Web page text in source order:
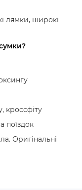
лямки, широкі
кроссфіту
поїздок
Оригінальні